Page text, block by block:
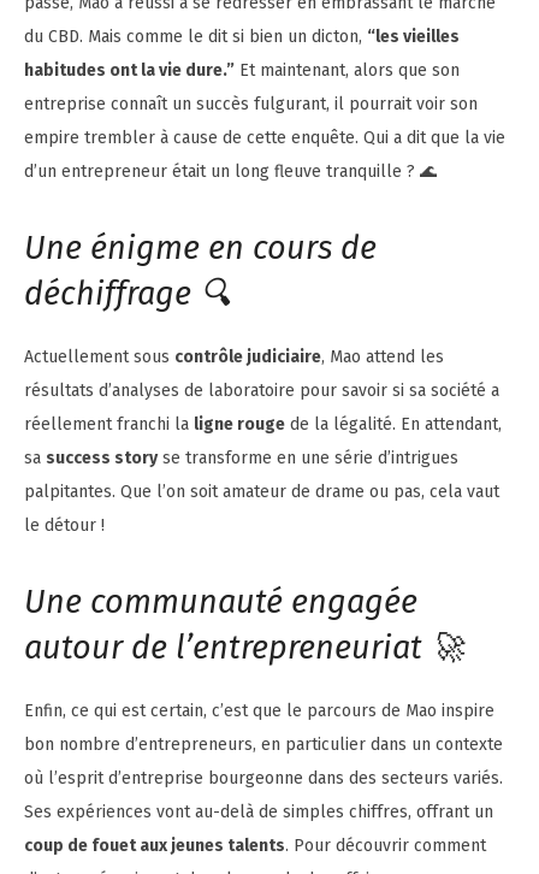
du CBD. Mais comme le dit si bien un dicton, “les vieilles
habitudes ont la vie dure.” Et maintenant, alors que son
entreprise connaît un succès fulgurant, il pourrait voir son
empire trembler à cause de cette enquête. Qui a dit que la vie
d’un entrepreneur était un long fleuve tranquille ? 🌊
Une énigme en cours de
déchiffrage 🔍
Actuellement sous contrôle judiciaire, Mao attend les
résultats d’analyses de laboratoire pour savoir si sa société a
réellement franchi la ligne rouge de la légalité. En attendant,
sa success storyse transforme en une série d’intrigues
palpitantes. Que l’on soit amateur de drame ou pas, cela vaut
le détour !
Une communauté engagée
autour de l’entrepreneuriat 🚀
Enfin, ce qui est certain, c’est que le parcours de Mao inspire
bon nombre d’entrepreneurs, en particulier dans un contexte
où l’esprit d’entreprise bourgeonne dans des secteurs variés.
Ses expériences vont au-delà de simples chiffres, offrant un
coup de fouet aux jeunes talents. Pour découvrir comment